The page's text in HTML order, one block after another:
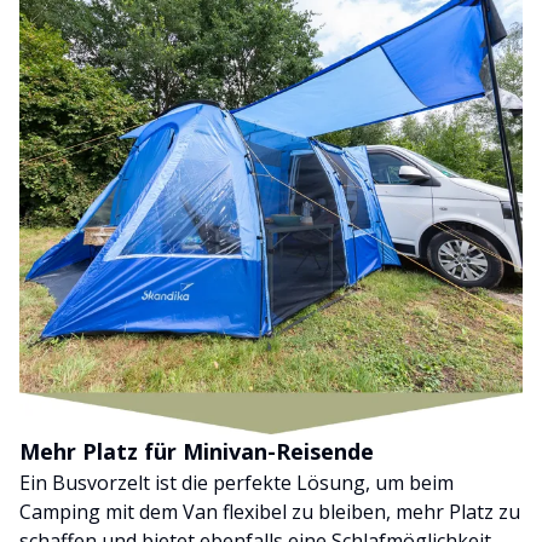
Mehr Platz für Minivan-Reisende
Ein Busvorzelt ist die perfekte Lösung, um beim
Camping mit dem Van flexibel zu bleiben, mehr Platz zu